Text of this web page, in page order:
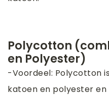
Polycotton
en Polyester)
-Voordeel: Polycotton
katoen en polyester